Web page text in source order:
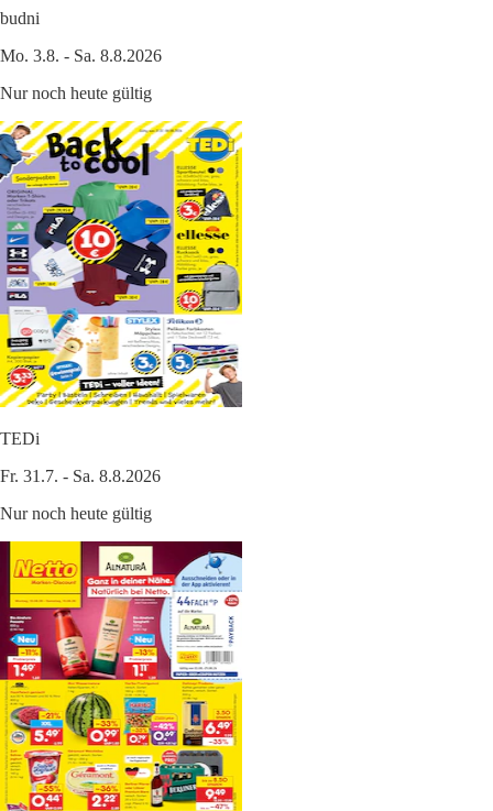
budni
Mo. 3.8. - Sa. 8.8.2026
Nur noch heute gültig
TEDi
Fr. 31.7. - Sa. 8.8.2026
Nur noch heute gültig